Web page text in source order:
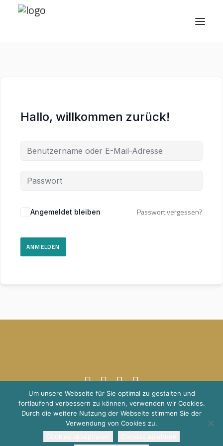
Über uns
Kontakt
EN
Hallo, willkommen zurück!
Angemeldet bleiben Passwort vergessen?
ANMELDEN
© 2021 Schuppener Global Transitions Impressum Datenschutz
Um unsere Webseite für Sie optimal zu gestalten und
fortlaufend verbessern zu können, verwenden wir Cookies.
Durch die weitere Nutzung der Webseite stimmen Sie der
Verwendung von Cookies zu.